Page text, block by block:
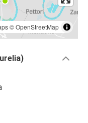
©OpenStreetMap